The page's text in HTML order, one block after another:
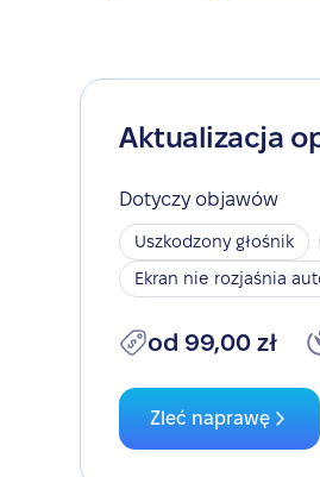
Aktualizacja
Dotyczy objawów
Uszkodzony głośnik
Ekran nie rozjaśnia
od 99,00 zł
Zleć naprawę